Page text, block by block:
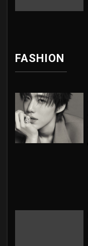
FASHION